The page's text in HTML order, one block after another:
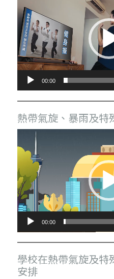
訊
播
放
器
00:00
熱帶氣旋、暴雨及特
訊
放
器
00:00
學校在熱帶氣旋及特
安排